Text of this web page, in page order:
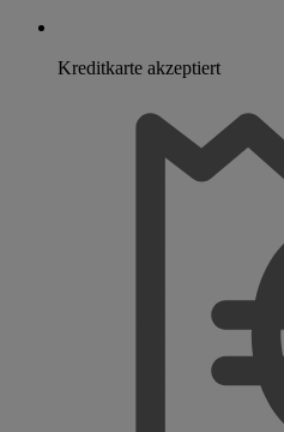
Kreditkarte akzeptiert